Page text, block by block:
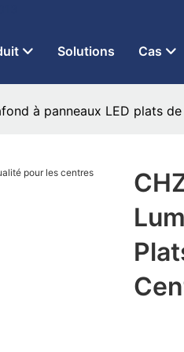
Solutions Cas
à panneaux LED plats